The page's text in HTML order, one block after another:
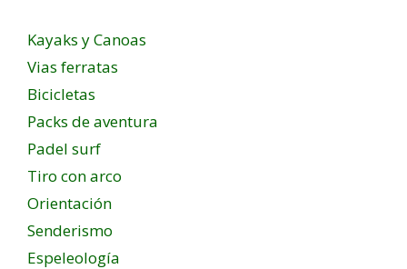
Kayaks y Canoas
Vias ferratas
Bicicletas
Packs de aventura
Padel surf
Tiro con arco
Orientación
Senderismo
Espeleología